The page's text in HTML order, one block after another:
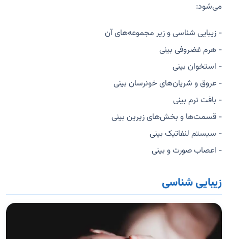
می‌شود:
- زیبایی شناسی و زیر مجموعه‌های آن
- هرم غضروفی بینی
- استخوان بینی
- عروق و شریان‌های خونرسان بینی
- بافت نرم بینی
- قسمت‌ها و بخش‌های زیرین بینی
- سیستم لنفاتیک بینی
- اعصاب صورت و بینی
زیبایی شناسی